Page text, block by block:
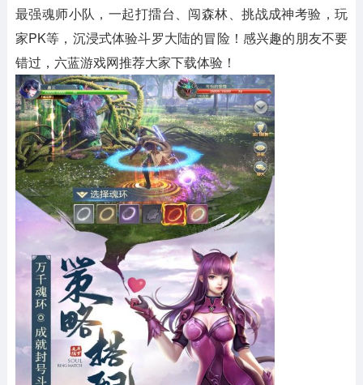
最强魂师小队，一起打擂台、闯森林、挑战成神考验，玩
家PK等，沉浸式体验斗罗大陆的冒险！感兴趣的朋友不要
错过，六蓝游戏网推荐大家下载体验！